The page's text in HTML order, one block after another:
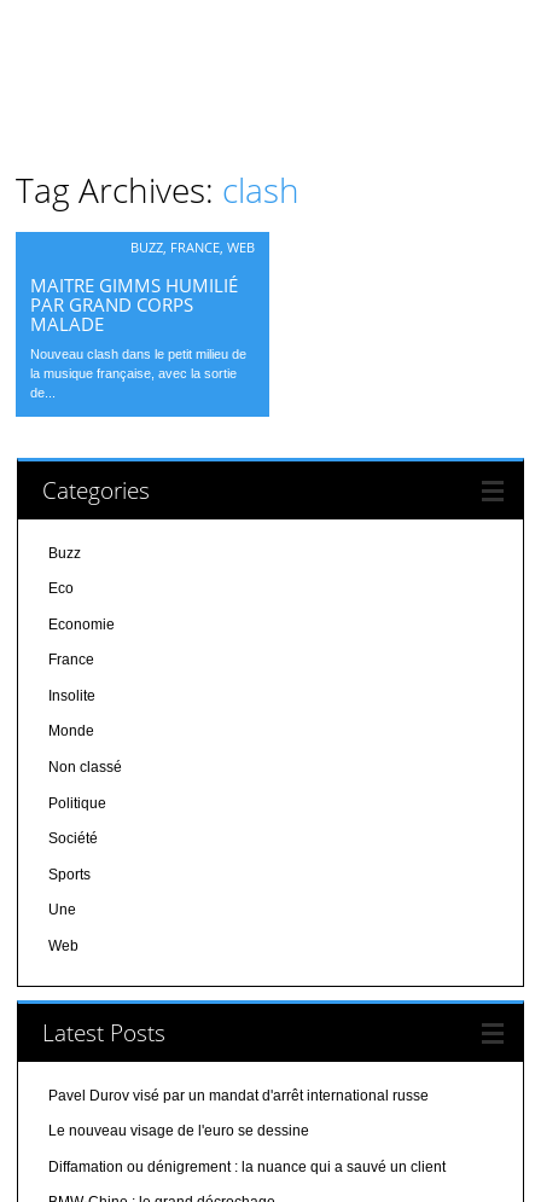
Tag Archives: clash
BUZZ FRANCE ,WEB
MAITRE GIMMS HUMILIÉ
PAR GRAND CORPS
MALADE
Nouveau clash dans le petit milieu de
la musique française, avec la sortie
de...
Categories
Buzz
Eco
Economie
France
Insolite
Monde
Non classé
Politique
Société
Sports
Une
Web
Latest Posts
Pavel Durov visé par un mandat d'arrêt international russe
Le nouveau visage de l'euro se dessine
Diffamation ou dénigrement : la nuance qui a sauvé un client